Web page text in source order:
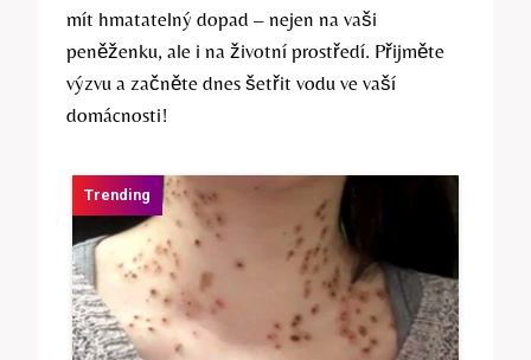
mít hmatatelný dopad – nejen na vaši
peněženku, ale i na životní prostředí. Přijměte
výzvu a začněte dnes šetřit vodu ve vaší
domácnosti!